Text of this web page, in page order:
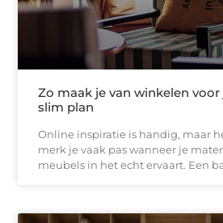
Zo maak je van winkelen
slim plan
Online inspiratie is handig, maar
merk je vaak pas wanneer je
meubels in het echt ervaart. Een